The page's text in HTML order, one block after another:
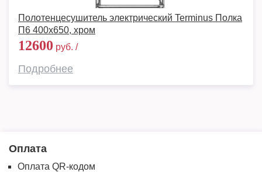
Полотенцесушитель электрический Terminus Полка
П6 400х650, хром
12600 руб. /
Подробнее
Оплата
Оплата QR-кодом